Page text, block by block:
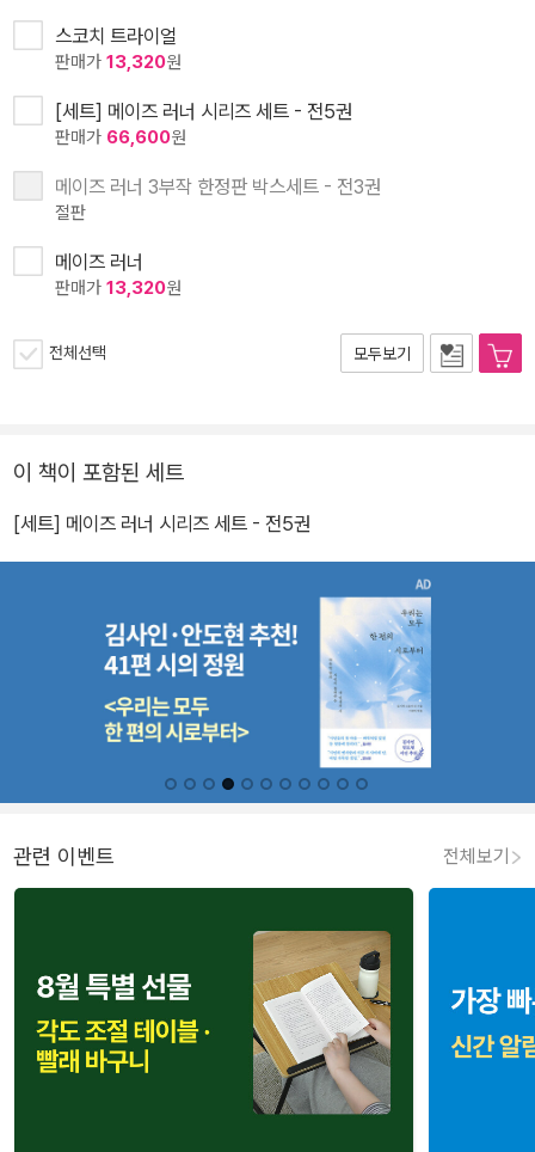
스코치 트라이얼
판매가 13,320원
[세트] 메이즈 러너 시리즈 세트 - 전5권
판매가 66,600원
메이즈 러너 3부작 한정판 박스세트 - 전3권
절판
메이즈 러너
판매가 13,320원
전체선택 모두보기
이 책이 포함된 세트
[세트] 메이즈 러너 시리즈 세트 - 전5권
관련 이벤트 전체보기